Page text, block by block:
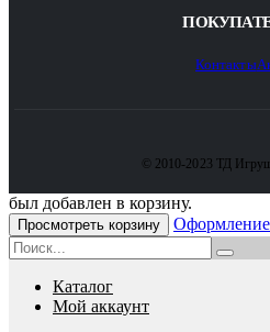
Контакты
© 2010-2023 ТД
был добавлен в корзину.
Просмотреть корзину Оформление
Каталог
Мой аккаунт